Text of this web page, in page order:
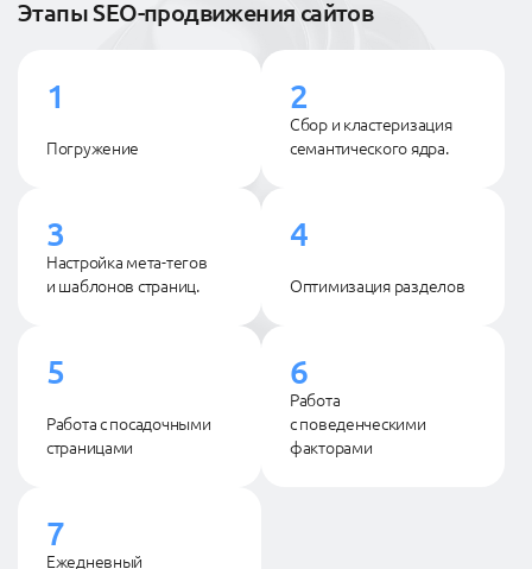
Этапы SEO-продвижения сайтов
1
Погружение
2
Сбор и кластеризация
семантического ядра.
3
Настройка мета-тегов
и шаблонов страниц.
4
Оптимизация разделов
5
Работа с посадочными
страницами
6
Работа
с поведенческими
факторами
7
Ежедневный